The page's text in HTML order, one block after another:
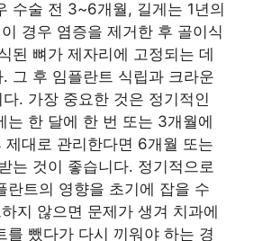
수술 전 3~6개월, 길게는 1년의
경우 염증을 제거한 후 골이식
된 뼈가 제자리에 고정되는 데
그 후 임플란트 식립과 크라운
. 가장 중요한 것은 정기적인
는 한 달에 한 번 또는 3개월에
제대로 관리한다면 6개월 또는
는 것이 좋습니다. 정기적으로
란트의 영향을 초기에 잡을 수
지 않으면 문제가 생겨 치과에
를 뺐다가 다시 끼워야 하는 경